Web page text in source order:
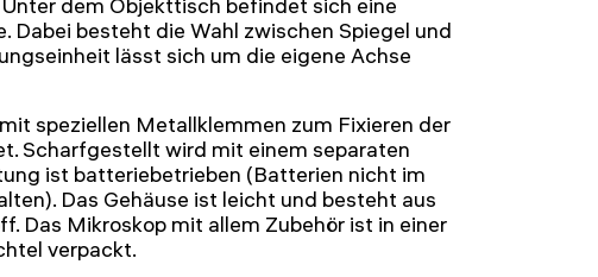
Dabei besteht die Wahl zwischen Spiegel und
lässt sich um die eigene Achse
speziellen Metallklemmen zum Fixieren der
Scharfgestellt wird mit einem separaten
ist batteriebetrieben (Batterien nicht im
Das Gehäuse ist leicht und besteht aus
Das Mikroskop mit allem Zubehör ist in einer
verpackt.